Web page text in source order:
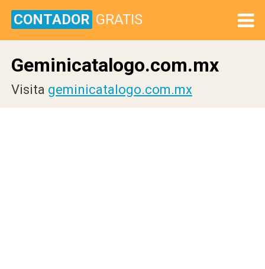
CONTADOR GRATIS
Geminicatalogo.com.mx
Visita geminicatalogo.com.mx